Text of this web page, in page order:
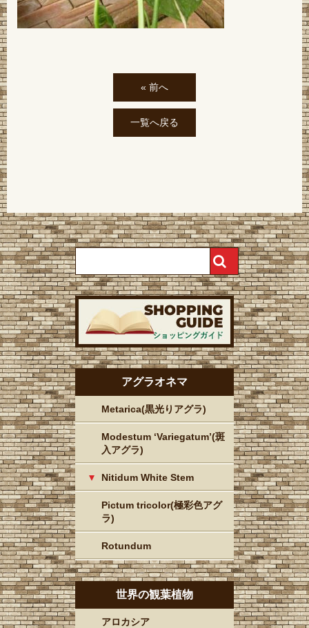
« 前へ
一覧へ戻る
アグラオネマ
Metarica(黒光りアグラ)
Modestum ‘Variegatum’(斑
入アグラ)
Nitidum White Stem
Pictum tricolor(極彩色アグ
ラ)
Rotundum
世界の観葉植物
アロカシア